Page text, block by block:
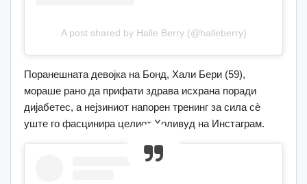
A post shared by Halle Berry (@halleberry)
Поранешната девојка на Бонд, Хали Бери (59),
мораше рано да прифати здрава исхрана поради
дијабетес, а нејзиниот напорен тренинг за сила сè
уште го фасцинира целиот Холивуд на Инстаграм.